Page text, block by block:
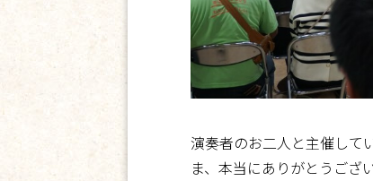
演奏者のお二人と主催して
ま、本当にありがとうござ